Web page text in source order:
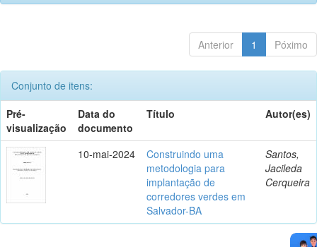
Anterior 1 Póximo
Conjunto de itens:
Pré-
visualização
Data do
documento
Título Autor(es)
10-mai-2024
Construindo uma
metodologia para
implantação de
corredores verdes em
Salvador-BA
Santos,
Jacileda
Cerqueira